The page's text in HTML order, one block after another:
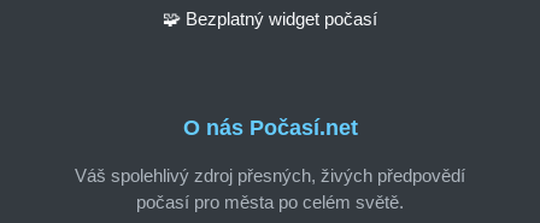
O nás Počasí.net
Váš spolehlivý zdroj přesných, živých předpovědí
počasí pro města po celém světě.
🧩 Bezplatný widget počasí